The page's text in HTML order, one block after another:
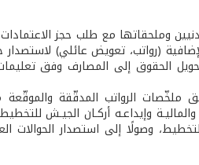
وملحقاتها مع طلب حجز الاعتمادات
(رواتب، تعويض عائلي) لاستصدار
الحقوق إلى المصارف وفق
ملخّصات الرواتب المدقّقة والموقّعة
وإيداعـه أركـان الجيـش
وصولًا إلى استصدار الحوالات